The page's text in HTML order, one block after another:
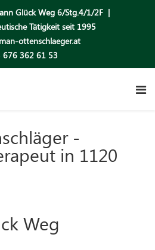
Glück Weg 6/Stg.4/1/2F |
Tätigkeit seit 1995
ottenschlaeger.at
676 362 61 53
-
in 1120
Weg